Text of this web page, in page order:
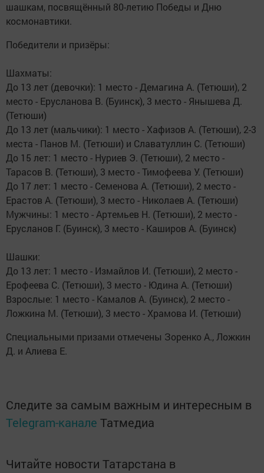
шашкам, посвящённый 80-летию Победы и Дню
космонавтики.
Победители и призёры:
Шахматы:
До 13 лет (девочки): 1 место - Демагина А. (Тетюши), 2
место - Ерусланова В. (Буинск), 3 место - Янышева Д.
(Тетюши)
До 13 лет (мальчики): 1 место - Хафизов А. (Тетюши), 2-3
места - Панов М. (Тетюши) и Славатуллин С. (Тетюши)
До 15 лет: 1 место - Нуриев Э. (Тетюши), 2 место -
Тарасов В. (Тетюши), 3 место - Тимофеева У. (Тетюши)
До 17 лет: 1 место - Семенова А. (Тетюши), 2 место -
Ерастов А. (Тетюши), 3 место - Николаев А. (Тетюши)
Мужчины: 1 место - Артемьев Н. (Тетюши), 2 место -
Ерусланов Г. (Буинск), 3 место - Каширов А. (Буинск)
Шашки:
До 13 лет: 1 место - Измайлов И. (Тетюши), 2 место -
Ерофеева С. (Тетюши), 3 место - Юдина А. (Тетюши)
Взрослые: 1 место - Камалов А. (Буинск), 2 место -
Ложкина М. (Тетюши), 3 место - Храмова И. (Тетюши)
Специальными призами отмечены Зоренко А., Ложкин
Д. и Алиева Е.
Следите за самым важным и интересным в
Telegram-канале Татмедиа
Читайте новости Татарстана в